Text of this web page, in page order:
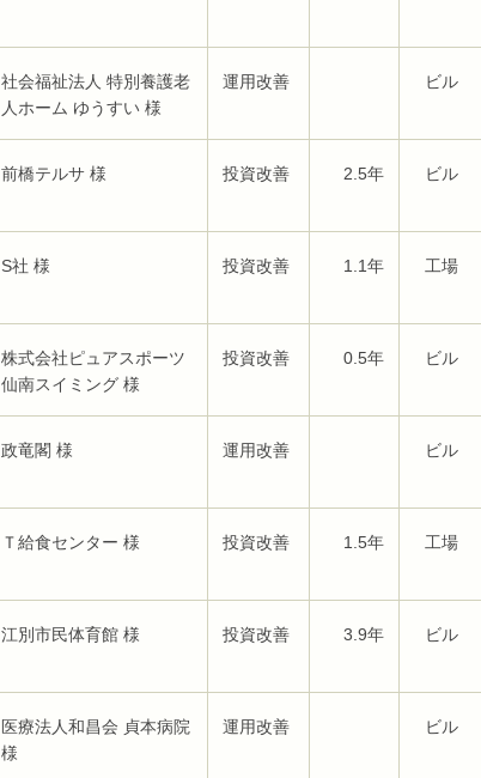
社会福祉法人 特別養護老
人ホーム ゆうすい 様
運用改善 ビル
前橋テルサ 様 投資改善 2.5年 ビル
S社 様 投資改善 1.1年 工場
株式会社ピュアスポーツ
仙南スイミング 様
投資改善 0.5年 ビル
政竜閣 様 運用改善 ビル
Ｔ給食センター 様 投資改善 1.5年 工場
江別市民体育館 様 投資改善 3.9年 ビル
医療法人和昌会 貞本病院
様
運用改善 ビル